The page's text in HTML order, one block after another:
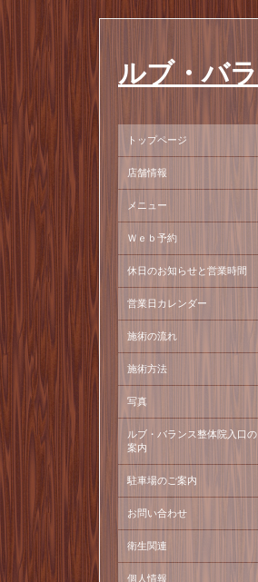
ルブ・バ
トップページ
店舗情報
メニュー
Ｗｅｂ予約
休日のお知らせと営業時間
営業日カレンダー
施術の流れ
施術方法
写真
ルブ・バランス整体院入口
案内
駐車場のご案内
お問い合わせ
衛生関連
個人情報